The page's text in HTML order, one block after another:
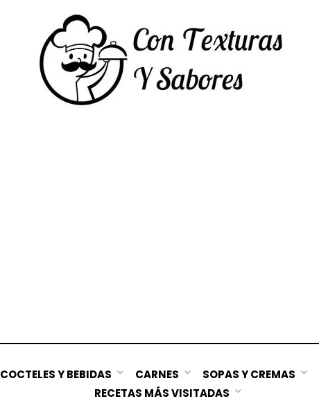
COCTELES Y BEBIDAS CARNES SOPAS Y CREMAS
RECETAS MÁS VISITADAS